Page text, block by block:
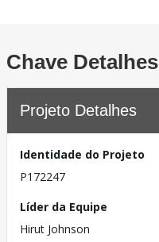
Chave Detalhes
Projeto Detalhes
Identidade do Projeto
P172247
Líder da Equipe
Hirut Johnson